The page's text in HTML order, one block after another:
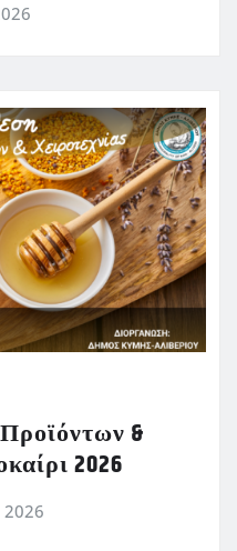
&
2026
2026